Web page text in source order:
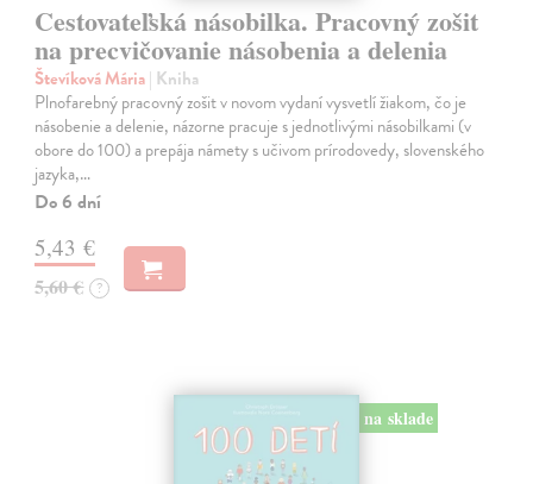
Cestovateľská násobilka. Pracovný zošit
na precvičovanie násobenia a delenia
Števíková Mária| Kniha
Plnofarebný pracovný zošit v novom vydaní vysvetlí žiakom, čo je
násobenie a delenie, názorne pracuje s jednotlivými násobilkami (v
obore do 100) a prepája námety s učivom prírodovedy, slovenského
jazyka,…
Do 6 dní
5,43 €
5,60 € ?
na sklade